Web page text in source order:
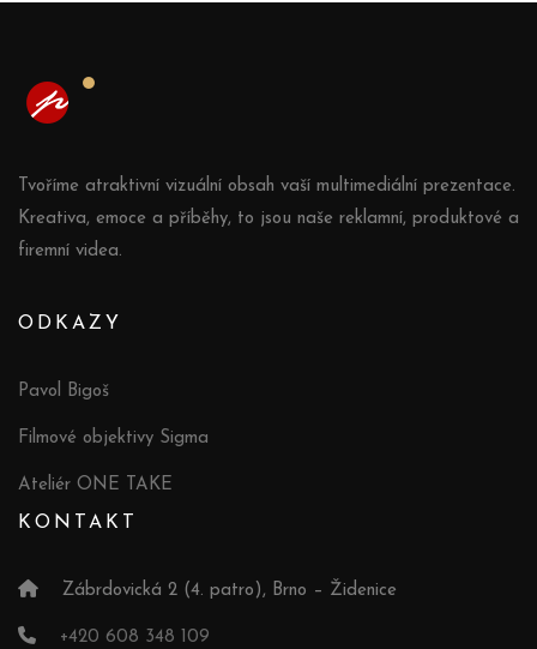
Tvoříme atraktivní vizuální obsah vaší multimediální prezentace.
Kreativa, emoce a příběhy, to jsou naše reklamní, produktové a
firemní videa.
ODKAZY
Pavol Bigoš
Filmové objektivy Sigma
Ateliér ONE TAKE
KONTAKT
Zábrdovická 2 (4. patro), Brno – Židenice
+420 608 348 109